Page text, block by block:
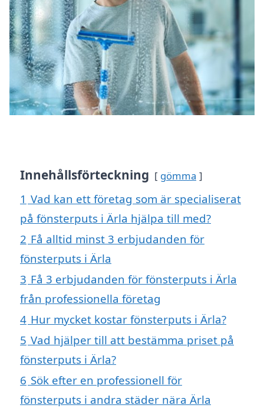
Innehållsförteckning gömma
1 Vad kan ett företag som är specialiserat
på fönsterputs i Ärla hjälpa till med?
2 Få alltid minst 3 erbjudanden för
fönsterputs i Ärla
3 Få 3 erbjudanden för fönsterputs i Ärla
från professionella företag
4 Hur mycket kostar fönsterputs i Ärla?
5 Vad hjälper till att bestämma priset på
fönsterputs i Ärla?
6 Sök efter en professionell för
fönsterputs i andra städer nära Ärla